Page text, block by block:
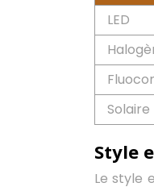
LED
Solaire
Style
Le style